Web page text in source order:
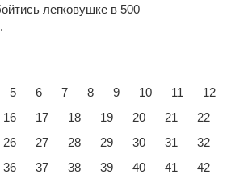
легковушке в 500
5 6 7 8 9 10 11
12
16 17 18 19 20 21
22
26 27 28 29 30 31
32
36 37 38 39 40 41
42